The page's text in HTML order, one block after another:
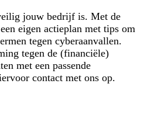
jouw bedrijf is. Met de
eigen actieplan met tips om
tegen cyberaanvallen.
tegen de (financiële)
met een passende
contact met ons op.